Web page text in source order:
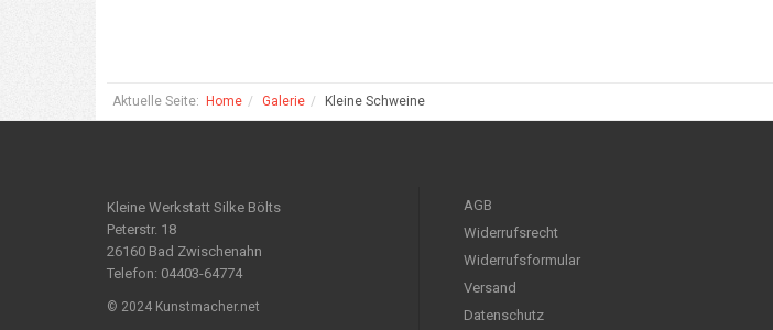
Aktuelle Seite: Home Galerie Kleine Schweine
Kleine Werkstatt Silke Bölts
Peterstr. 18
26160 Bad Zwischenahn
Telefon: 04403-64774
© 2024 Kunstmacher.net
AGB
Widerrufsrecht
Widerrufsformular
Versand
Datenschutz